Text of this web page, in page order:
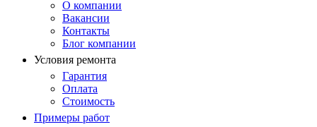
О компании
Вакансии
Контакты
Блог компании
Условия ремонта
Гарантия
Оплата
Стоимость
Примеры работ